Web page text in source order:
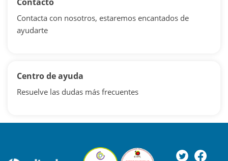
Contacta con nosotros, estaremos encantados de
ayudarte
Centro de ayuda
Resuelve las dudas más frecuentes